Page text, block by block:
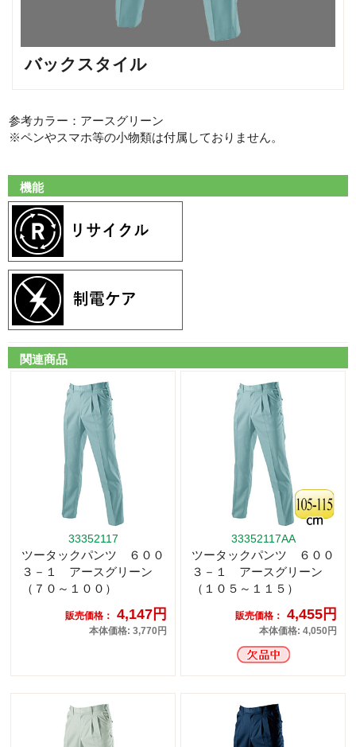
バックスタイル
参考カラー：アースグリーン
※ペンやスマホ等の小物類は付属しておりません。
機能
関連商品
33352117
ツータックパンツ ６００
３－１ アースグリーン
（７０～１００）
販売価格： 4,147円
本体価格: 3,770円
33352117AA
ツータックパンツ ６００
３－１ アースグリーン
（１０５～１１５）
販売価格： 4,455円
本体価格: 4,050円